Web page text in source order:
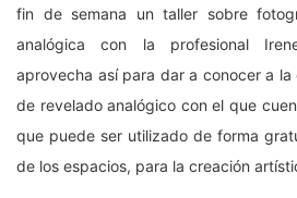
fin de semana un taller sobre
analógica con la profesional
aprovecha así para dar a conocer a
de revelado analógico con el que
que puede ser utilizado de forma
de los espacios, para la creación